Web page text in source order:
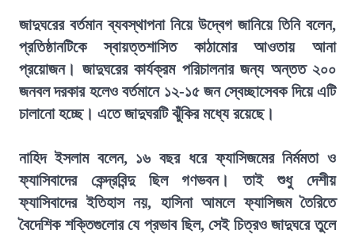
জাদুঘরের বর্তমান ব্যবস্থাপনা নিয়ে উদ্বেগ জানিয়ে তিনি বলেন,
প্রতিষ্ঠানটিকে স্বায়ত্তশাসিত কাঠামোর আওতায় আনা
প্রয়োজন। জাদুঘরের কার্যক্রম পরিচালনার জন্য অন্তত ২০০
জনবল দরকার হলেও বর্তমানে ১২-১৫ জন স্বেচ্ছাসেবক দিয়ে এটি
চালানো হচ্ছে। এতে জাদুঘরটি ঝুঁকির মধ্যে রয়েছে।
নাহিদ ইসলাম বলেন, ১৬ বছর ধরে ফ্যাসিজমের নির্মমতা ও
ফ্যাসিবাদের কেন্দ্রবিন্দু ছিল গণভবন। তাই শুধু দেশীয়
ফ্যাসিবাদের ইতিহাস নয়, হাসিনা আমলে ফ্যাসিজম তৈরিতে
বৈদেশিক শক্তিগুলোর যে প্রভাব ছিল, সেই চিত্রও জাদুঘরে তুলে